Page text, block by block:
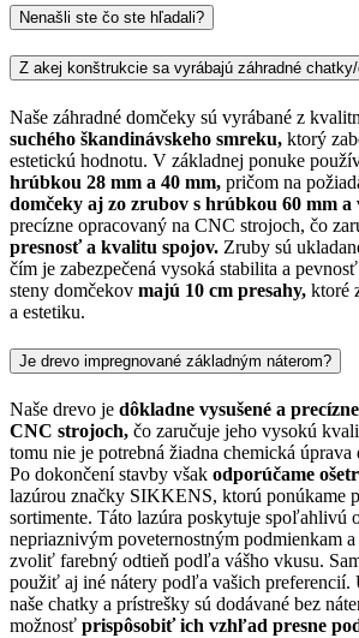
Nenašli ste čo ste hľadali?
Z akej konštrukcie sa vyrábajú záhradné
Naše záhradné domčeky sú vyrábané z
suchého škandinávskeho smreku, ktorý
estetickú hodnotu. V základnej ponuke
hrúbkou 28 mm a 40 mm, pričom na
domčeky aj zo zrubov s hrúbkou 60 mm a
precízne opracovaný na CNC strojoch, čo
presnosť a kvalitu spojov. Zruby sú
čím je zabezpečená vysoká stabilita a
steny domčekov majú 10 cm presahy, ktoré
a estetiku.
Je drevo impregnované základným náterom?
Naše drevo je dôkladne vysušené a
CNC strojoch, čo zaručuje jeho vysokú
tomu nie je potrebná žiadna chemická úprava
Po dokončení stavby však odporúčame
lazúrou značky SIKKENS, ktorú ponúkame
sortimente. Táto lazúra poskytuje spoľahlivú
nepriaznivým poveternostným podmienkam
zvoliť farebný odtieň podľa vášho vkusu.
použiť aj iné nátery podľa vašich preferencií.
naše chatky a prístrešky sú dodávané bez
možnosť prispôsobiť ich vzhľad presne